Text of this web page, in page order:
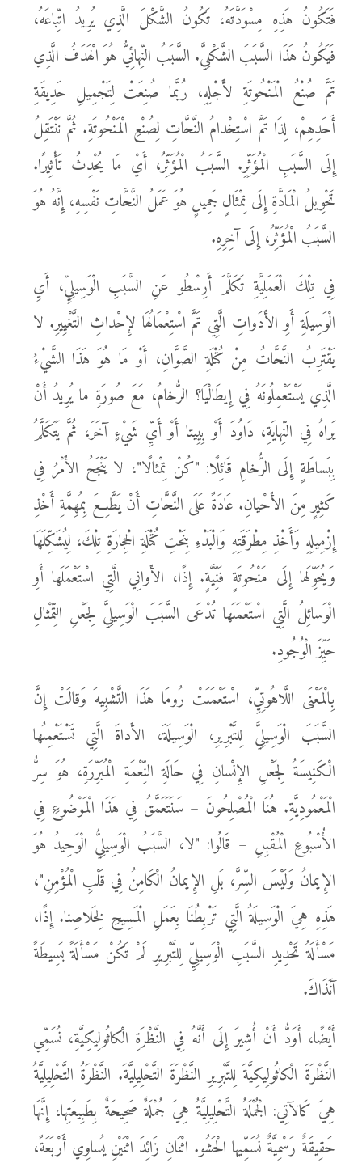
فَتَكُونُ هَذِهِ مِسْوَدَّتَهُ، تَكُونُ الشَّكْلَ الَّذِي يُرِيدُ اتِّباعَهُ،
فَيَكُونُ هَذَا السَّبَبَ الشَّكْلِيَّ. السَّبَبُ النِّهائِيُّ هُوَ الْهَدَفُ الَّذِي
تَمَّ صُنْعُ الْمَنْحُوتَةِ لأَجْلِهِ، رُبَّما صُنِعَتْ لِتَجْمِيلِ حَدِيقَةِ
أَحَدِهِمْ، لِذَا تَمَّ اسْتِخْدامُ النَّحَّاتِ لِصُنْعِ الْمَنْحُوتَةِ. ثُمَّ نَنْتَقِلُ
إِلَى السَّبَبِ الْمُؤَثِّرِ. السَّبَبُ الْمُؤَثِّرُ، أَيْ مَا يُحْدِثُ تَأْثِيرًا.
تَحْوِيلُ الْمَادَّةِ إِلَى تِمْثَالٍ جَمِيلٍ هُوَ عَمَلُ النَّحَّاتِ نَفْسِهِ، إِنَّهُ هُوَ
السَّبَبُ الْمُؤَثِّرُ، إِلَى آخِرِهِ.
فِي تِلْكَ الْعَمَلِيَّةِ تَكَلَّمَ أَرِسْطُو عَنِ السَّبَبِ الْوَسِيلِيِّ، أَيِ
الْوَسِيلَةِ أَوِ الأَدَواتِ الَّتِي تَمَّ اسْتِعْمَالُهَا لإِحْداثِ التَّغْيِيرِ. لا
يَقْتَرِبُ النَّحَّاتُ مِنْ كُتْلَةِ الصَّوَّانِ، أَوْ مَا هُوَ هَذَا الشَّيْءُ
الَّذِي يَسْتَعْمِلُونَهُ فِي إِيطَالْيَا؟ الرُّخامُ، مَعَ صُورَةِ ما يُرِيدُ أَنْ
يَراهُ فِي النِّهايَةِ، دَاوُدَ أَوْ بِيِيتا أَوْ أَيِّ شَيْءٍ آخَرَ، ثُمَّ يَتَكَلَّمُ
بِبَساطَةٍ إِلَى الرُّخامِ قَائِلًا: "كُنْ تِمْثالًا"، لا يَنْجَحُ الأَمْرُ فِي
كَثِيرٍ مِنَ الأَحْيانِ. عَادَةً عَلَى النَّحَّاتِ أَنْ يَطَّلِعَ بِمُهِمَّةِ أَخْذِ
إِزْمِيلِهِ وَأَخْذِ مِطْرَقَتِهِ وَالْبَدْءِ بِنَحْتِ كُتْلَةِ الْحِجارَةِ تِلْكَ، لِيُشَكِّلَهَا
وَيُحَوِّلَها إِلَى مَنْحُوتَةٍ فَنِّيَّةٍ. إِذًا، الأَوانِي الَّتِي اسْتَعْمَلَها أَوِ
الْوَسائِلُ الَّتِي اسْتَعْمَلَها تُدْعَى السَّبَبَ الْوَسِيلِيَّ لِجَعْلِ التِّمْثالِ
حَيِّزَ الْوُجُودِ.
بِالْمَعْنَى اللَّاهُوتِيِّ، اسْتَعْمَلَتْ رُومَا هَذَا التَّشْبِيهَ وَقالَتْ إِنَّ
السَّبَبَ الْوَسِيلِيَّ لِلتَّبْرِيرِ، الْوَسِيلَةَ، الأَداةَ الَّتِي تَسْتَعْمِلُها
الْكَنِيسَةُ لِجَعْلِ الإِنْسانِ فِي حَالَةِ النِّعْمَةِ الْمُبَرِّرَةِ، هُوَ سِرُّ
الْمَعْمُودِيَّةِ. هُنَا الْمُصْلِحُونَ – سَنَتَعَمَّقُ فِي هَذَا الْمَوْضُوعِ فِي
الأُسْبُوعِ الْمُقْبِلِ – قَالُوا: "لا، السَّبَبُ الْوَسِيلِيُّ الْوَحِيدُ هُوَ
الإِيمانُ وَلَيْسَ السِّرَّ، بَلِ الإِيمانُ الْكَامِنُ فِي قَلْبِ الْمُؤْمِنِ"،
هَذِهِ هِيَ الْوَسِيلَةُ الَّتِي تَرْبِطُنَا بِعَمَلِ الْمَسِيحِ لِخَلاصِنا. إِذًا،
مَسْأَلَةُ تَحْدِيدِ السَّبَبِ الْوَسِيلِيِّ لِلتَّبْرِيرِ لَمْ تَكُنْ مَسْأَلَةً بَسِيطَةً
آنَذَاكَ.
أَيْضًا، أَوَدُّ أَنْ أُشِيرَ إِلَى أَنَّهُ فِي النَّظْرَةِ الْكاثُولِيكِيَّةِ، نُسَمِّي
النَّظْرَةَ الْكاثُولِيكِيَّةَ لِلتَّبْرِيرِ النَّظْرَةَ التَّحْلِيلِيَّةَ. النَّظْرَةُ التَّحْلِيلِيَّةُ
هِيَ كَالآتِي: الْجُمْلَةُ التَّحْلِيلِيَّةُ هِيَ جُمْلَةٌ صَحِيحَةٌ بِطَبِيعَتِها، إِنَّهَا
حَقِيقَةٌ رَسْمِيَّةٌ نُسَمِّيها الْحَشُو. اثْنَانِ زَائِدَ اثْنَيْنِ يُساوِي أَرْبَعَةً،